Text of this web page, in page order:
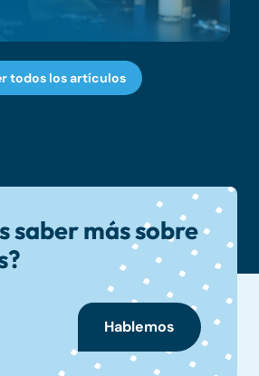
todos los artículos
saber más sobre
Hablemos